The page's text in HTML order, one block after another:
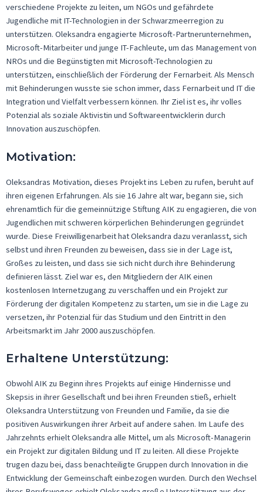
verschiedene Projekte zu leiten, um NGOs und gefährdete
Jugendliche mit IT-Technologien in der Schwarzmeerregion zu
unterstützen. Oleksandra engagierte Microsoft-Partnerunternehmen,
Microsoft-Mitarbeiter und junge IT-Fachleute, um das Management von
NROs und die Begünstigten mit Microsoft-Technologien zu
unterstützen, einschließlich der Förderung der Fernarbeit. Als Mensch
mit Behinderungen wusste sie schon immer, dass Fernarbeit und IT die
Integration und Vielfalt verbessern können. Ihr Ziel ist es, ihr volles
Potenzial als soziale Aktivistin und Softwareentwicklerin durch
Innovation auszuschöpfen.
Motivation:
Oleksandras Motivation, dieses Projekt ins Leben zu rufen, beruht auf
ihren eigenen Erfahrungen. Als sie 16 Jahre alt war, begann sie, sich
ehrenamtlich für die gemeinnützige Stiftung AIK zu engagieren, die von
Jugendlichen mit schweren körperlichen Behinderungen gegründet
wurde. Diese Freiwilligenarbeit hatOleksandra dazu veranlasst, sich
selbst und ihren Freunden zu beweisen, dass sie in der Lage ist,
Großes zu leisten, und dass sie sich nicht durch ihre Behinderung
definieren lässt. Ziel war es, den Mitgliedern der AIK einen
kostenlosen Internetzugang zu verschaffen und ein Projekt zur
Förderung der digitalen Kompetenz zu starten, um sie in die Lage zu
versetzen, ihr Potenzial für das Studium und den Eintritt in den
Arbeitsmarkt im Jahr 2000 auszuschöpfen.
Erhaltene Unterstützung:
Obwohl AIK zu Beginn ihres Projekts auf einige Hindernisse und
Skepsis in ihrer Gesellschaft und bei ihren Freunden stieß, erhielt
Oleksandra Unterstützung von Freunden und Familie, da sie die
positiven Auswirkungen ihrer Arbeit auf andere sahen. Im Laufe des
Jahrzehnts erhieltOleksandra alle Mittel, um als Microsoft-Managerin
ein Projekt zur digitalen Bildung und IT zu leiten. All diese Projekte
trugen dazu bei, dass benachteiligte Gruppen durch Innovation in die
Entwicklung der Gemeinschaft einbezogen wurden. Durch den Wechsel